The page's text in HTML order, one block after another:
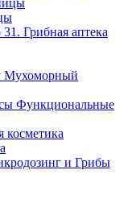
31. Грибная аптека
Мухоморный
Функциональные
косметика
и Грибы